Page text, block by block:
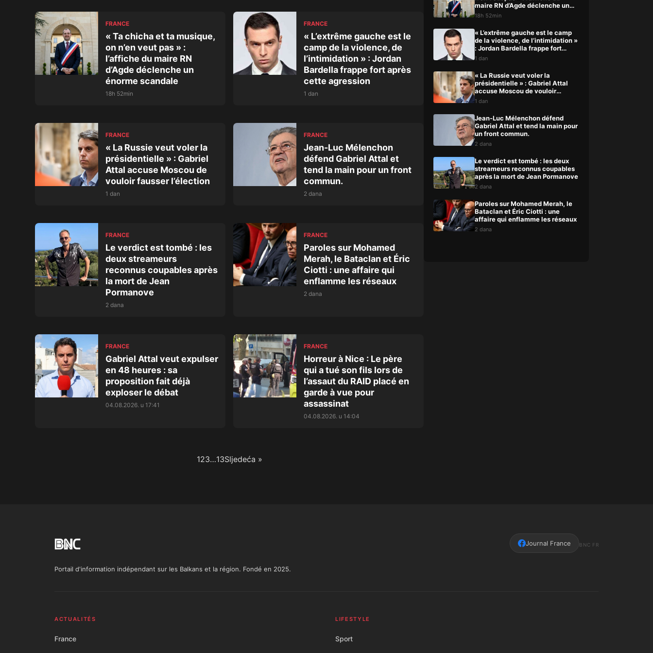
FRANCE
« Ta chicha et ta musique,
on n’en veut pas » :
l’affiche du maire RN
d’Agde déclenche un
énorme scandale
18h 52min
FRANCE
« L’extrême gauche est le
camp de la violence, de
l’intimidation » : Jordan
Bardella frappe fort après
cette agression
1 dan
FRANCE
« La Russie veut voler la
présidentielle » : Gabriel
Attal accuse Moscou de
vouloir fausser l’élection
1 dan
FRANCE
Jean-Luc Mélenchon
défend Gabriel Attal et
tend la main pour un front
commun.
2 dana
FRANCE
Le verdict est tombé : les
deux streameurs
reconnus coupables après
la mort de Jean
Pormanove
2 dana
FRANCE
Paroles sur Mohamed
Merah, le Bataclan et Éric
Ciotti : une affaire qui
enflamme les réseaux
2 dana
FRANCE
Gabriel Attal veut expulser
en 48 heures : sa
proposition fait déjà
exploser le débat
04.08.2026. u 17:41
FRANCE
Horreur à Nice : Le père
qui a tué son fils lors de
l’assaut du RAID placé en
garde à vue pour
assassinat
04.08.2026. u 14:04
123…13Sljedeća »
maire RN d’Agde déclenche un
énorme scandale
18h 52min
« L’extrême gauche est le camp
de la violence, de l’intimidation »
: Jordan Bardella frappe fort
après cette agression
1 dan
« La Russie veut voler la
présidentielle » : Gabriel Attal
accuse Moscou de vouloir
fausser l’élection
1 dan
Jean-Luc Mélenchon défend
Gabriel Attal et tend la main pour
un front commun.
2 dana
Le verdict est tombé : les deux
streameurs reconnus coupables
après la mort de Jean Pormanove
2 dana
Paroles sur Mohamed Merah, le
Bataclan et Éric Ciotti : une
affaire qui enflamme les réseaux
2 dana
Portail d'information indépendant sur les Balkans et la région. Fondé en 2025.
Journal France BNC FR
ACTUALITÉS
France
LIFESTYLE
Sport